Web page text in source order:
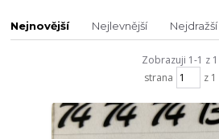
Nejnovější Nejlevnější Nejdražší
Zobrazuji 1-1 z 1
strana
z 1